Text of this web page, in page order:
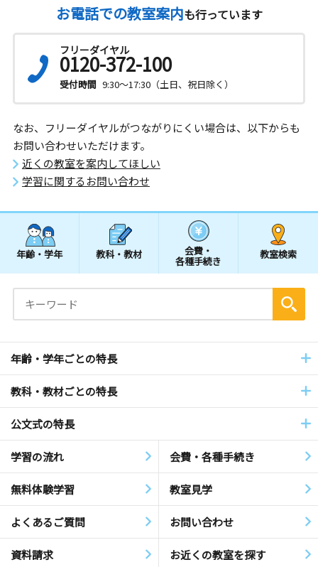
お電話での教室案内も行っています
フリーダイヤル
0120-372-100
受付時間 9:30～17:30（土日、祝日除く）
なお、フリーダイヤルがつながりにくい場合は、以下からも
お問い合わせいただけます。
近くの教室を案内してほしい
学習に関するお問い合わせ
年齢・学年 教科・教材 会費・
各種手続き
教室検索
年齢・学年ごとの特長
教科・教材ごとの特長
公文式の特長
学習の流れ 会費・各種手続き
無料体験学習 教室見学
よくあるご質問 お問い合わせ
資料請求 お近くの教室を探す